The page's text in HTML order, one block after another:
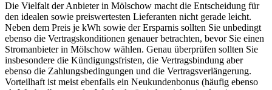
Die Vielfalt der Anbieter in Mölschow macht die Entscheidung für
den idealen sowie preiswertesten Lieferanten nicht gerade leicht.
Neben dem Preis je kWh sowie der Ersparnis sollten Sie unbedingt
ebenso die Vertragskonditionen genauer betrachten, bevor Sie einen
Stromanbieter in Mölschow wählen. Genau überprüfen sollten Sie
insbesondere die Kündigungsfristen, die Vertragsbindung aber
ebenso die Zahlungsbedingungen und die Vertragsverlängerung.
Vorteilhaft ist meist ebenfalls ein Neukundenbonus (häufig ebenso